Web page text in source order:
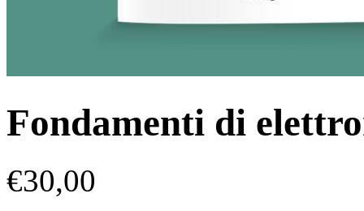
Fondamenti di
€30,00